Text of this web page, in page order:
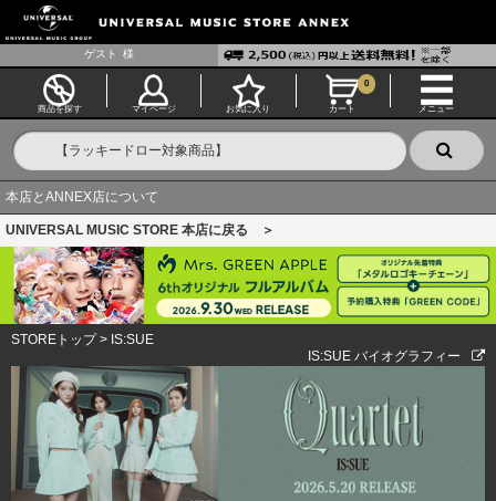
ゲスト 様
商品を探す マイページ お気に入り カート
0
メニュー
本店とANNEX店について
UNIVERSAL MUSIC STORE 本店に戻る ＞
STOREトップ> IS:SUE
IS:SUE バイオグラフィー